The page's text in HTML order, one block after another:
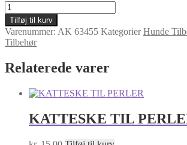
MOD
DOBBEL
SMARTY
BLÅ,
2X330
antal
Tilføj til kurv
Varenummer: AK 63455 Kategorier Hunde
Tilbehør
Relaterede varer
KATTESKE TIL